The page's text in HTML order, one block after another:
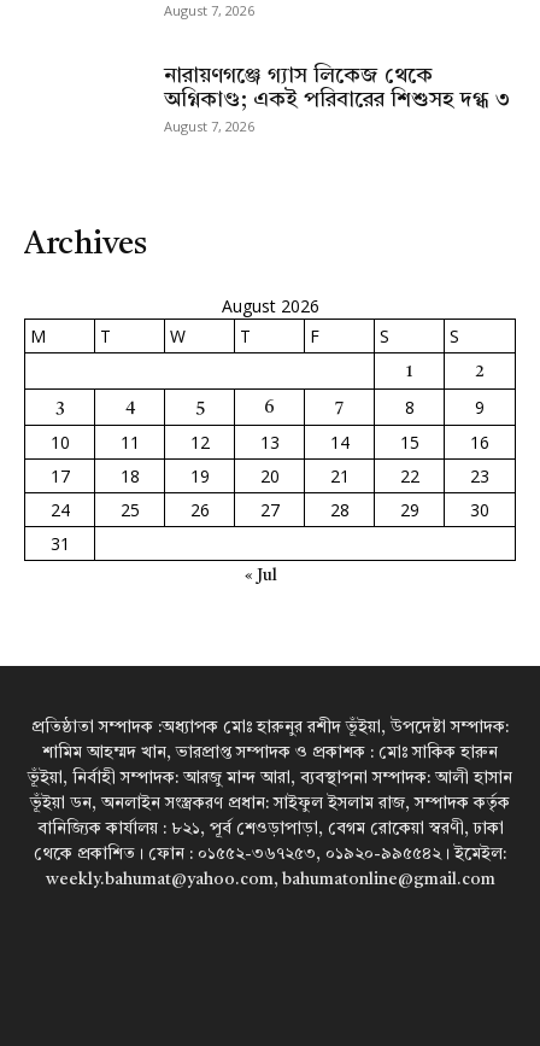
August 7, 2026
নারায়ণগঞ্জে গ্যাস লিকেজ থেকে
অগ্নিকাণ্ড; একই পরিবারের শিশুসহ দগ্ধ ৩
August 7, 2026
Archives
August 2026
M
T W T F S S
1 2
3 4 5 6 7 8
9
10
11 12 13 14 15
16
17
18 19 20 21 22
23
24
25 26 27 28 29
30
31
« Jul
প্রতিষ্ঠাতা সম্পাদক :অধ্যাপক মোঃ হারুনুর রশীদ ভূঁইয়া, উপদেষ্টা সম্পাদক:
শামিম আহম্মদ খান, ভারপ্রাপ্ত সম্পাদক ও প্রকাশক : মোঃ সাকিক হারুন
ভূঁইয়া, নির্বাহী সম্পাদক: আরজু মান্দ আরা, ব্যবস্থাপনা সম্পাদক: আলী হাসান
ভূঁইয়া ডন, অনলাইন সংস্ত্রকরণ প্রধান: সাইফুল ইসলাম রাজ, সম্পাদক কর্তৃক
বানিজ্যিক কার্যালয় : ৮২১, পূর্ব শেওড়াপাড়া, বেগম রোকেয়া স্বরণী, ঢাকা
থেকে প্রকাশিত। ফোন : ০১৫৫২-৩৬৭২৫৩, ০১৯২০-৯৯৫৫৪২। ইমেইল:
weekly.bahumat@yahoo.com, bahumatonline@gmail.com